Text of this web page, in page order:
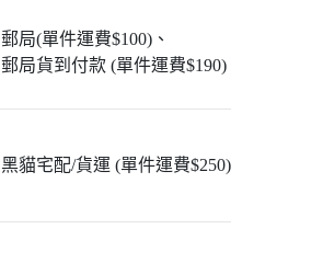
郵局(單件運費$100)、
郵局貨到付款 (單件運費$190)
黑貓宅配/貨運 (單件運費$250)